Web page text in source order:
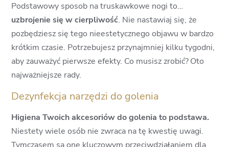
Podstawowy sposob na truskawkowe nogi to…
uzbrojenie się w cierpliwość. Nie nastawiaj się, że
pozbędziesz się tego nieestetycznego objawu w bardzo
krótkim czasie. Potrzebujesz przynajmniej kilku tygodni,
aby zauważyć pierwsze efekty. Co musisz zrobić?Oto
najważniejsze rady.
Dezynfekcja narzędzi do golenia
Higiena Twoich akcesoriów do golenia to podstawa.
Niestety wiele osób nie zwraca na tę kwestię uwagi.